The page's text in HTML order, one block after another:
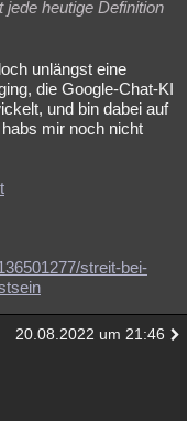
heutige Definition
unlängst eine
die Google-Chat-KI
und bin dabei auf
mir noch nicht
streit-bei-
20.08.2022 um 21:46